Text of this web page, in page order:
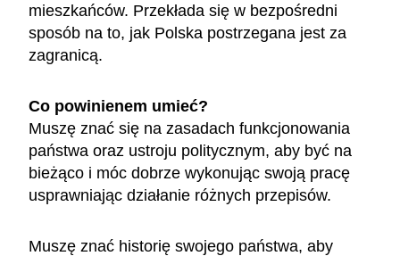
mieszkańców. Przekłada się w bezpośredni
sposób na to, jak Polska postrzegana jest za
zagranicą.
Co powinienem umieć?
Muszę znać się na zasadach funkcjonowania
państwa oraz ustroju politycznym, aby być na
bieżąco i móc dobrze wykonując swoją pracę
usprawniając działanie różnych przepisów.
Muszę znać historię swojego państwa, aby